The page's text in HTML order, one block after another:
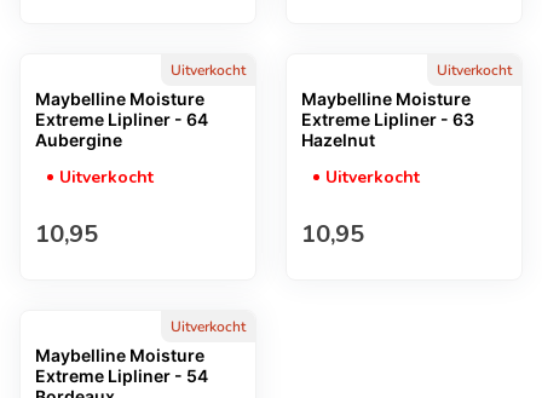
Uitverkocht
Maybelline Moisture
Extreme Lipliner - 64
Aubergine
Uitverkocht
Normale prijs
10,95
Uitverkocht
Maybelline Moisture
Extreme Lipliner - 63
Hazelnut
Uitverkocht
Normale prijs
10,95
Uitverkocht
Maybelline Moisture
Extreme Lipliner - 54